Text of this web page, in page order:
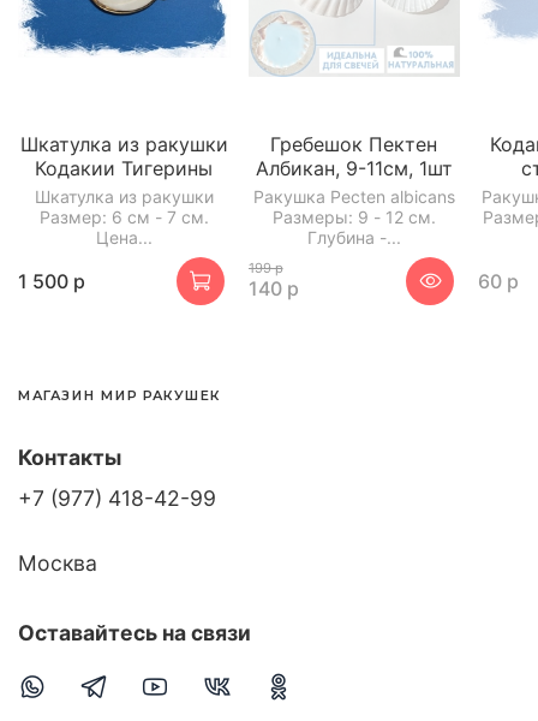
Шкатулка из ракушки
Кодакии Тигерины
Шкатулка из ракушки
Размер: 6 см - 7 см.
Цена...
1 500 р
Гребешок Пектен
Албикан, 9-11см, 1шт
Ракушка Pecten albicans
Размеры: 9 - 12 см.
Глубина -...
199 р
140 р 60 р
МАГАЗИН МИР РАКУШЕК
Контакты
+7 (977) 418-42-99
Москва
Оставайтесь на связи